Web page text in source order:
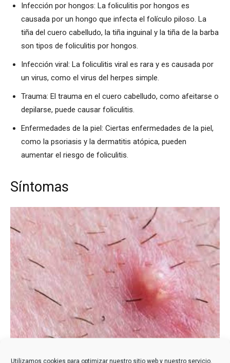
Utilizamos cookies para optimizar nuestro sitio web y nuestro servicio.
Infección por hongos: La foliculitis por hongos es
causada por un hongo que infecta el folículo piloso. La
tiña del cuero cabelludo, la tiña inguinal y la tiña de la barba
son tipos de foliculitis por hongos.
Infección viral: La foliculitis viral es rara y es causada por
un virus, como el virus del herpes simple.
Trauma: El trauma en el cuero cabelludo, como afeitarse o
depilarse, puede causar foliculitis.
Enfermedades de la piel: Ciertas enfermedades de la piel,
como la psoriasis y la dermatitis atópica, pueden
aumentar el riesgo de foliculitis.
Síntomas